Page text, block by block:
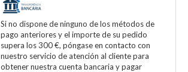
Si no dispone de ninguno de los métodos de
pago anteriores y el importe de su pedido
supera los 300 €, póngase en contacto con
nuestro servicio de atención al cliente para
obtener nuestra cuenta bancaria y pagar